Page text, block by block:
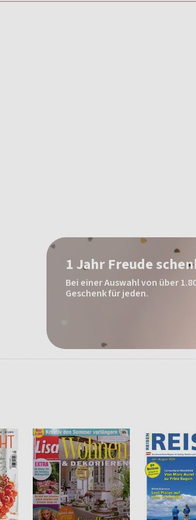
1 Jahr Freude
Bei einer Auswahl von über
Geschenk für jeden.